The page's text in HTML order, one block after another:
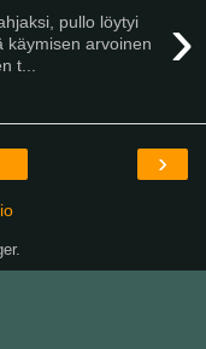
›
pullo löytyi
käymisen arvoinen
t...
›
.